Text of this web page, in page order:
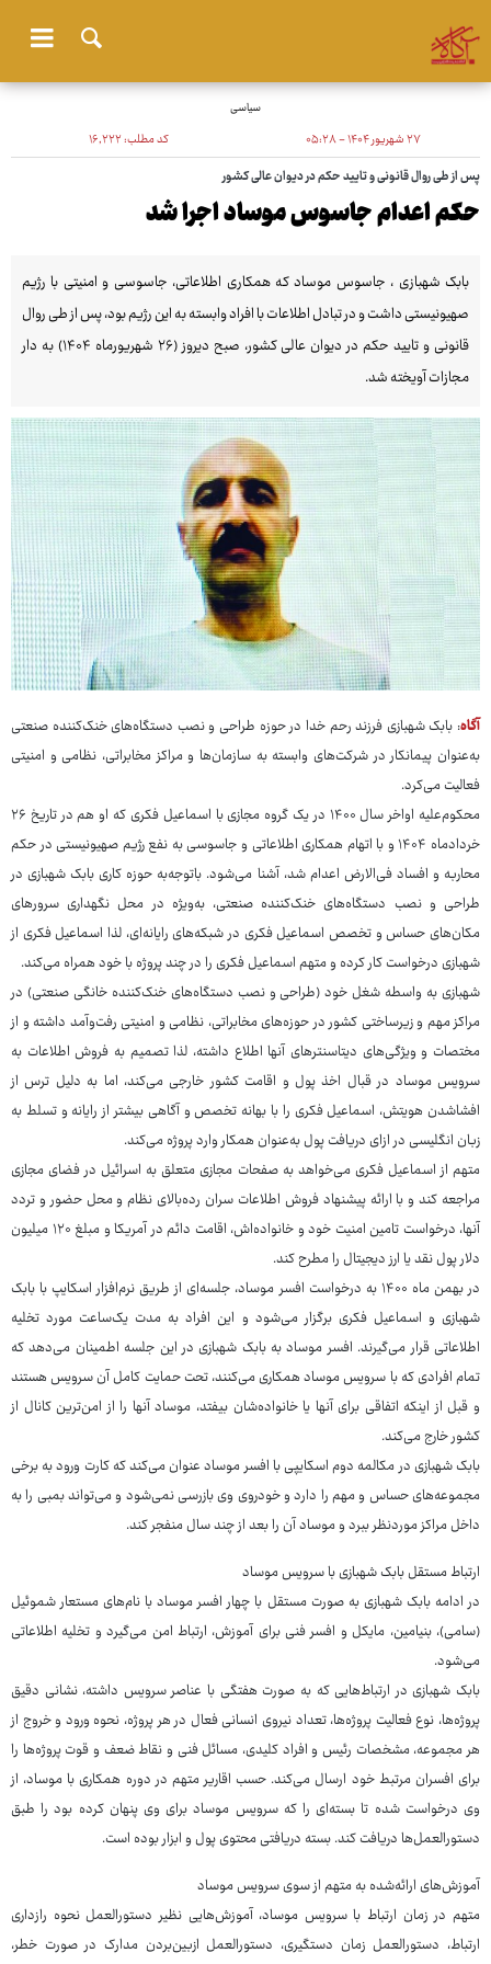
سیاسی
۲۷ شهریور ۱۴۰۴ - ۰۵:۲۸ کد مطلب:۱۶٬۲۲۲
پس از طی روال قانونی و تایید حکم در دیوان عالی کشور
حکم اعدام جاسوس موساد اجرا شد
بابک شهبازی ، جاسوس موساد که همکاری اطلاعاتی، جاسوسی و امنیتی با رژیم
صهیونیستی داشت و در تبادل اطلاعات با افراد وابسته به این رژیم بود، پس از طی روال
قانونی و تایید حکم در دیوان عالی کشور، صبح دیروز (۲۶ شهریورماه ۱۴۰۴) به دار
مجازات آویخته شد.
آگاه: بابک شهبازی فرزند رحم خدا در حوزه طراحی و نصب دستگاه‌های خنک‌کننده صنعتی
به‌عنوان پیمانکار در شرکت‌های وابسته به سازمان‌ها و مراکز مخابراتی، نظامی و امنیتی
فعالیت می‌کرد.
محکوم‌علیه اواخر سال ۱۴۰۰ در یک گروه مجازی با اسماعیل فکری که او هم در تاریخ ۲۶
خردادماه ۱۴۰۴ و با اتهام همکاری اطلاعاتی و جاسوسی به نفع رژیم صهیونیستی در حکم
محاربه و افساد فی‌الارض اعدام شد، آشنا می‌شود. باتوجه‌به حوزه کاری بابک شهبازی در
طراحی و نصب دستگاه‌های خنک‌کننده صنعتی، به‌ویژه در محل نگهداری سرورهای
مکان‌های حساس و تخصص اسماعیل فکری در شبکه‌های رایانه‌ای، لذا اسماعیل فکری از
شهبازی درخواست کار کرده و متهم اسماعیل فکری را در چند پروژه با خود همراه می‌کند.
شهبازی به واسطه شغل خود (طراحی و نصب دستگاه‌های خنک‌کننده خانگی صنعتی) در
مراکز مهم و زیرساختی کشور در حوزه‌های مخابراتی، نظامی و امنیتی رفت‌وآمد داشته و از
مختصات و ویژگی‌های دیتاسنترهای آنها اطلاع داشته، لذا تصمیم به فروش اطلاعات به
سرویس موساد در قبال اخذ پول و اقامت کشور خارجی می‌کند، اما به دلیل ترس از
افشاشدن هویتش، اسماعیل فکری را با بهانه تخصص و آگاهی بیشتر از رایانه و تسلط به
زبان انگلیسی در ازای دریافت پول به‌عنوان همکار وارد پروژه می‌کند.
متهم از اسماعیل فکری می‌خواهد به صفحات مجازی متعلق به اسرائیل در فضای مجازی
مراجعه کند و با ارائه پیشنهاد فروش اطلاعات سران رده‌بالای نظام و محل حضور و تردد
آنها، درخواست تامین امنیت خود و خانواده‌اش، اقامت دائم در آمریکا و مبلغ ۱۲۰ میلیون
دلار پول نقد یا ارز دیجیتال را مطرح کند.
در بهمن ماه ۱۴۰۰ به درخواست افسر موساد، جلسه‌ای از طریق نرم‌افزار اسکایپ با بابک
شهبازی و اسماعیل فکری برگزار می‌شود و این افراد به مدت یک‌ساعت مورد تخلیه
اطلاعاتی قرار می‌گیرند. افسر موساد به بابک شهبازی در این جلسه اطمینان می‌دهد که
تمام افرادی که با سرویس موساد همکاری می‌کنند، تحت حمایت کامل آن سرویس هستند
و قبل از اینکه اتفاقی برای آنها یا خانواده‌شان بیفتد، موساد آنها را از امن‌ترین کانال از
کشور خارج می‌کند.
بابک شهبازی در مکالمه دوم اسکایپی با افسر موساد عنوان می‌کند که کارت ورود به برخی
مجموعه‌های حساس و مهم را دارد و خودروی وی بازرسی نمی‌شود و می‌تواند بمبی را به
داخل مراکز موردنظر ببرد و موساد آن را بعد از چند سال منفجر کند.
ارتباط مستقل بابک شهبازی با سرویس موساد
در ادامه بابک شهبازی به صورت مستقل با چهار افسر موساد با نام‌های مستعار شموئیل
(سامی)، بنیامین، مایکل و افسر فنی برای آموزش، ارتباط امن می‌گیرد و تخلیه اطلاعاتی
می‌شود.
بابک شهبازی در ارتباط‌هایی که به صورت هفتگی با عناصر سرویس داشته، نشانی دقیق
پروژه‌ها، نوع فعالیت پروژه‌ها، تعداد نیروی انسانی فعال در هر پروژه، نحوه ورود و خروج از
هر مجموعه، مشخصات رئیس و افراد کلیدی، مسائل فنی و نقاط ضعف و قوت پروژه‌ها را
برای افسران مرتبط خود ارسال می‌کند. حسب اقاریر متهم در دوره همکاری با موساد، از
وی درخواست شده تا بسته‌ای را که سرویس موساد برای وی پنهان کرده بود را طبق
دستورالعمل‌ها دریافت کند. بسته دریافتی محتوی پول و ابزار بوده است.
آموزش‌های ارائه‌شده به متهم از سوی سرویس موساد
متهم در زمان ارتباط با سرویس موساد، آموزش‌هایی نظیر دستورالعمل نحوه رازداری
ارتباط، دستورالعمل زمان دستگیری، دستورالعمل ازبین‌بردن مدارک در صورت خطر،